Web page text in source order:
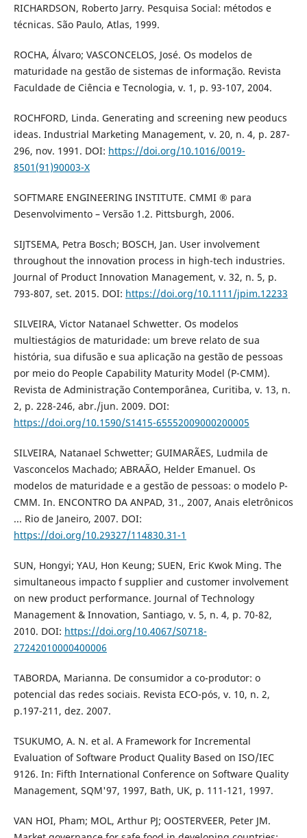
RICHARDSON, Roberto Jarry. Pesquisa Social: métodos e
técnicas. São Paulo, Atlas, 1999.
ROCHA, Álvaro; VASCONCELOS, José. Os modelos de
maturidade na gestão de sistemas de informação. Revista
Faculdade de Ciência e Tecnologia, v. 1, p. 93-107, 2004.
ROCHFORD, Linda. Generating and screening new peoducs
ideas. Industrial Marketing Management, v. 20, n. 4, p. 287-
296, nov. 1991. DOI: https://doi.org/10.1016/0019-
8501(91)90003-X
SOFTMARE ENGINEERING INSTITUTE. CMMI ® para
Desenvolvimento – Versão 1.2. Pittsburgh, 2006.
SIJTSEMA, Petra Bosch; BOSCH, Jan. User involvement
throughout the innovation process in high-tech industries.
Journal of Product Innovation Management, v. 32, n. 5, p.
793-807, set. 2015. DOI: https://doi.org/10.1111/jpim.12233
SILVEIRA, Victor Natanael Schwetter. Os modelos
multiestágios de maturidade: um breve relato de sua
história, sua difusão e sua aplicação na gestão de pessoas
por meio do People Capability Maturity Model (P-CMM).
Revista de Administração Contemporânea, Curitiba, v. 13, n.
2, p. 228-246, abr./jun. 2009. DOI:
https://doi.org/10.1590/S1415-65552009000200005
SILVEIRA, Natanael Schwetter; GUIMARÃES, Ludmila de
Vasconcelos Machado; ABRAÃO, Helder Emanuel. Os
modelos de maturidade e a gestão de pessoas: o modelo P-
CMM. In. ENCONTRO DA ANPAD, 31., 2007, Anais eletrônicos
... Rio de Janeiro, 2007. DOI:
https://doi.org/10.29327/114830.31-1
SUN, Hongyi; YAU, Hon Keung; SUEN, Eric Kwok Ming. The
simultaneous impacto f supplier and customer involvement
on new product performance. Journal of Technology
Management & Innovation, Santiago, v. 5, n. 4, p. 70-82,
2010. DOI: https://doi.org/10.4067/S0718-
27242010000400006
TABORDA, Marianna. De consumidor a co-produtor: o
potencial das redes sociais. Revista ECO-pós, v. 10, n. 2,
p.197-211, dez. 2007.
TSUKUMO, A. N. et al. A Framework for Incremental
Evaluation of Software Product Quality Based on ISO/IEC
9126. In: Fifth International Conference on Software Quality
Management, SQM'97, 1997, Bath, UK, p. 111-121, 1997.
VAN HOI, Pham; MOL, Arthur PJ; OOSTERVEER, Peter JM.